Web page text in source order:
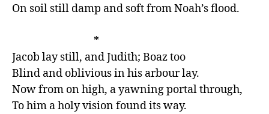
On soil still damp and soft from Noah’s flood.
Jacob lay still, and Judith; Boaz too
Blind and oblivious in his arbour lay.
Now from on high, a yawning portal through,
To him a holy vision found its way.